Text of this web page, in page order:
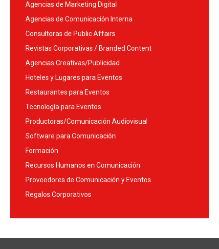
Agencias de Marketing Digital
Agencias de Comunicación Interna
Consultoras de Public Affairs
Revistas Corporativas / Branded Content
Agencias Creativas/Publicidad
Hoteles y Lugares para Eventos
Restaurantes para Eventos
Tecnología para Eventos
Productoras/Comunicación Audiovisual
Software para Comunicación
Formación
Recursos Humanos en Comunicación
Proveedores de Comunicación y Eventos
Regalos Corporativos